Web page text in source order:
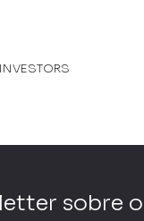
sobre